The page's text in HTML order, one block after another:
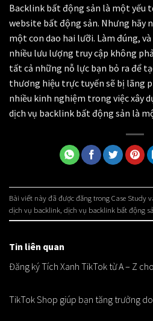
Backlink bất động sản là một yếu
website bất động sản. Nhưng hãy
một con dao hai lưỡi. Làm đúng,
nhiều lưu lượng truy cập không
tất cả những nỗ lực bạn bỏ ra để
thương hiệu trực tuyến sẽ bị lãng
nhiều kinh nghiệm trong việc xây
dịch vụ backlink bất động sản là
Bài viết này đã được đăng trongCase Study
dịch vụ backlink dịch vụ backlink bất động
Tin liên quan
Đăng ký Tích Xanh TikTok từ A – Z
TikTok Shop giúp bạn tăng trưởng